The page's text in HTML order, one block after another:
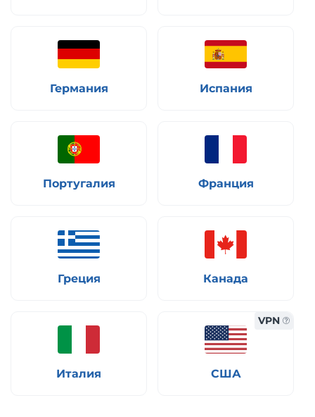
Германия Испания
Португалия Франция
Греция Канада
Италия США
VPN